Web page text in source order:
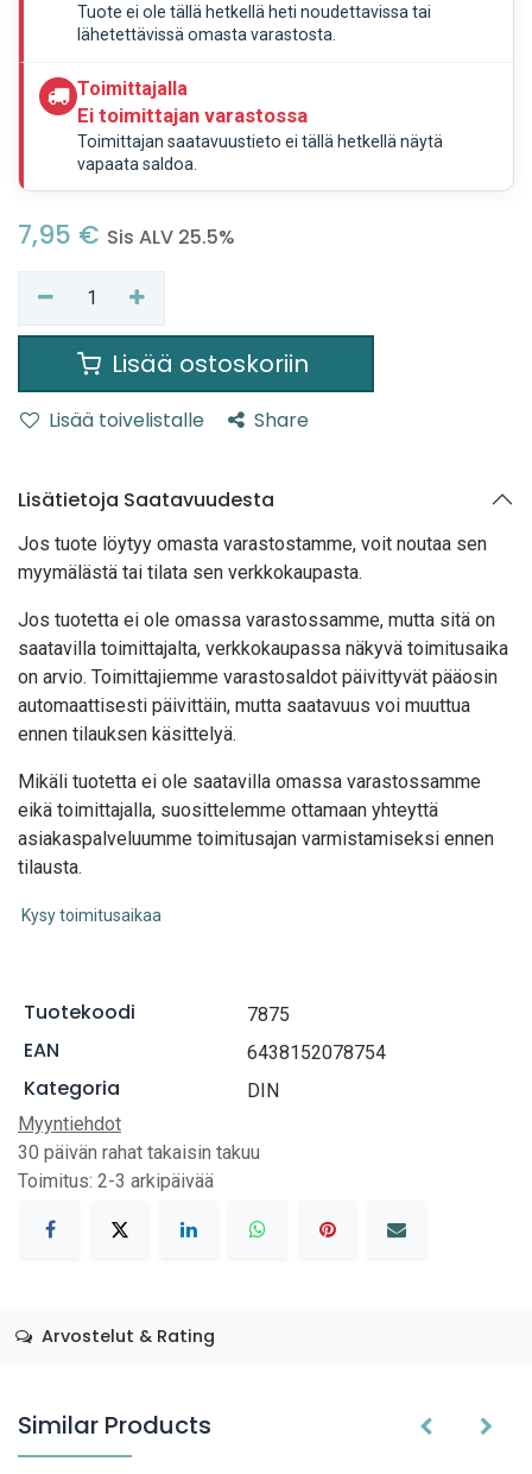
Tuote ei ole tällä hetkellä heti noudettavissa tai
lähetettävissä omasta varastosta.
Toimittajalla
Ei toimittajan varastossa
Toimittajan saatavuustieto ei tällä hetkellä näytä
vapaata saldoa.
7,95 € Sis ALV 25.5%
Lisää ostoskoriin
Lisää toivelistalle Share
Lisätietoja Saatavuudesta
Jos tuote löytyy omasta varastostamme, voit noutaa sen
myymälästä tai tilata sen verkkokaupasta.
Jos tuotetta ei ole omassa varastossamme, mutta sitä on
saatavilla toimittajalta, verkkokaupassa näkyvä toimitusaika
on arvio. Toimittajiemme varastosaldot päivittyvät pääosin
automaattisesti päivittäin, mutta saatavuus voi muuttua
ennen tilauksen käsittelyä.
Mikäli tuotetta ei ole saatavilla omassa varastossamme
eikä toimittajalla, suosittelemme ottamaan yhteyttä
asiakaspalveluumme toimitusajan varmistamiseksi ennen
tilausta.
Kysy toimitusaikaa
Tuotekoodi 7875
EAN 6438152078754
Kategoria
DIN
Myyntiehdot
30 päivän rahat takaisin takuu
Toimitus: 2-3 arkipäivää
Arvostelut & Rating
Similar Products